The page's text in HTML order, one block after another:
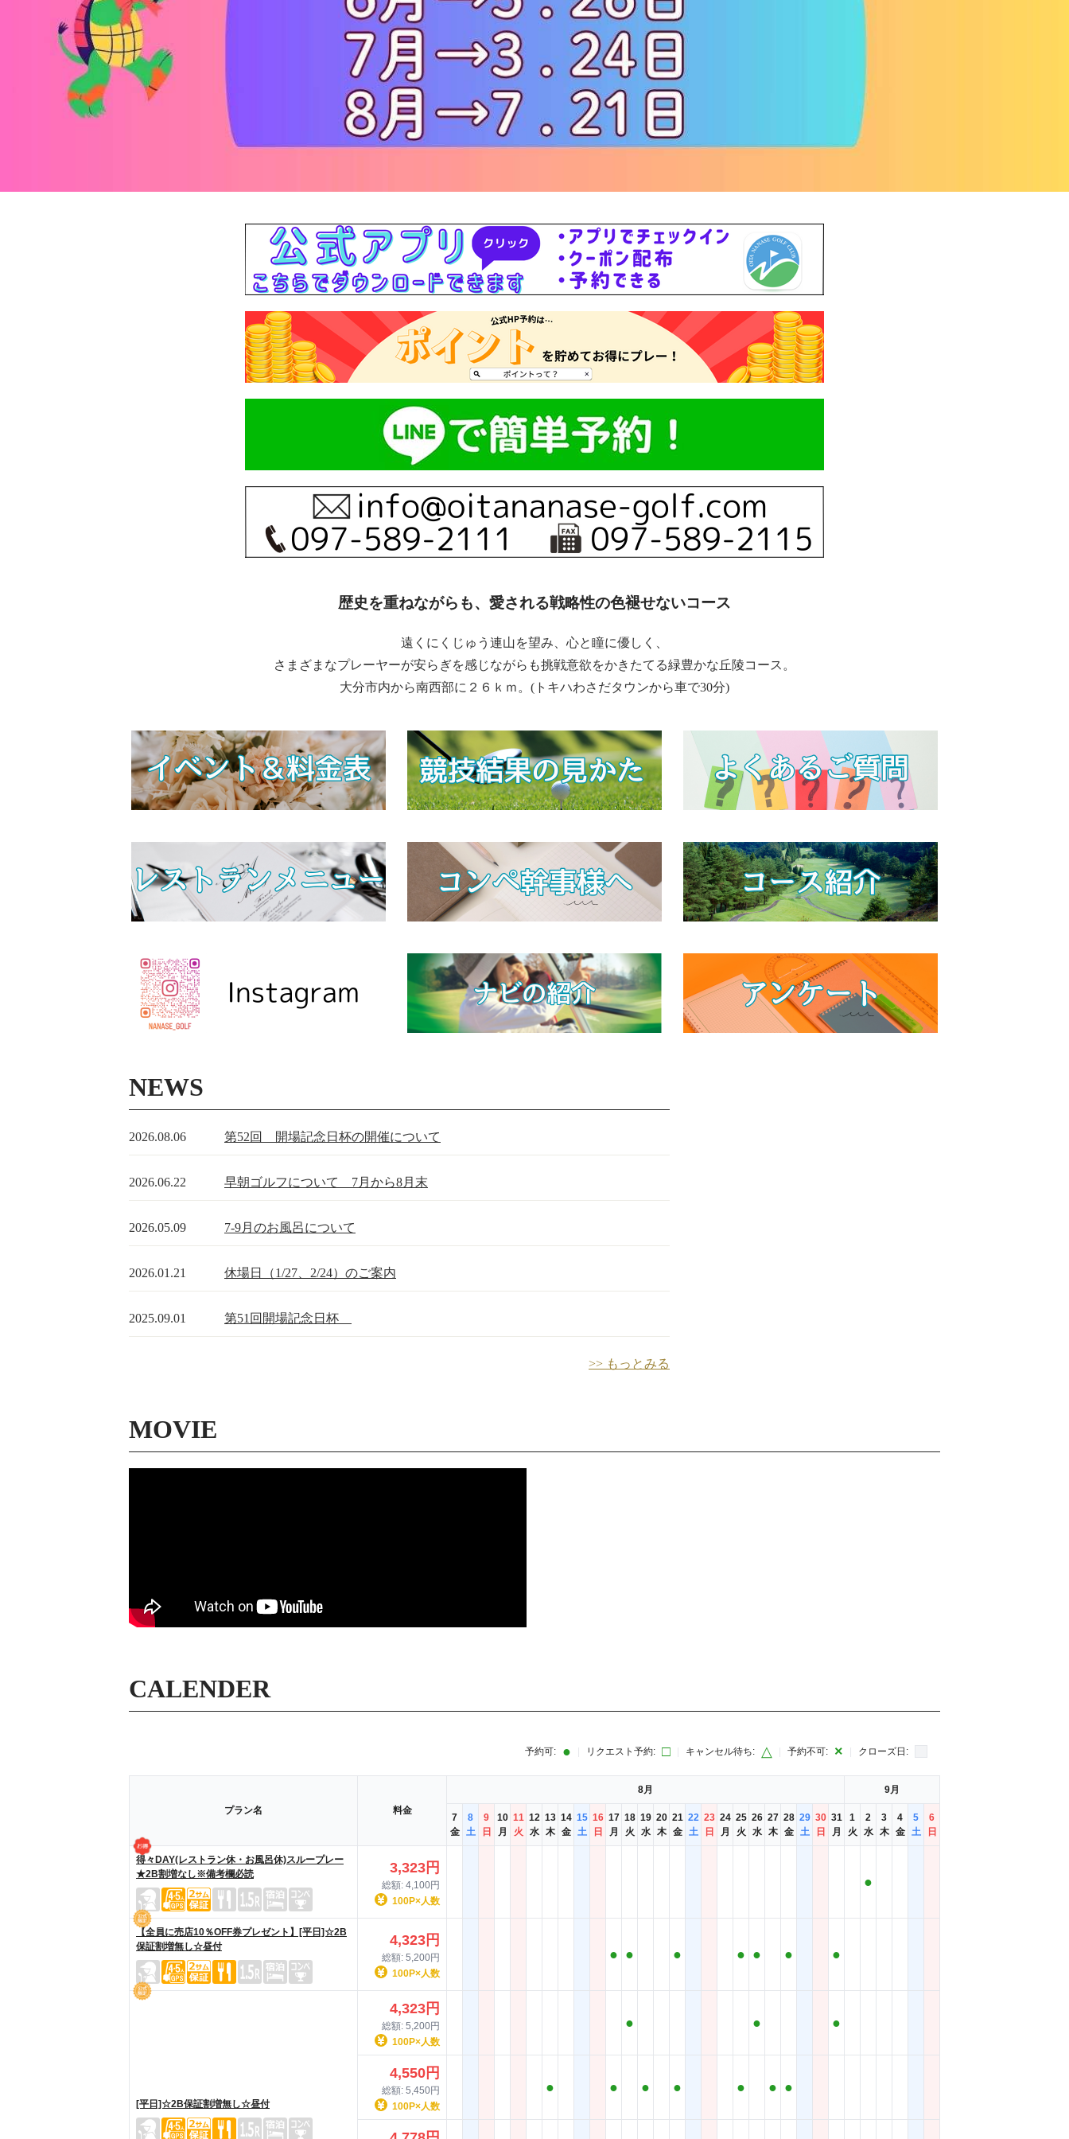
歴史を重ねながらも、愛される戦略性の色褪せないコース
遠くにくじゅう連山を望み、心と瞳に優しく、
さまざまなプレーヤーが安らぎを感じながらも挑戦意欲をかきたてる緑豊かな丘陵コース。
大分市内から南西部に２６ｋｍ。(トキハわさだタウンから車で30分)
NEWS
2026.08.06 第52回 開場記念日杯の開催について
2026.06.22 早朝ゴルフについて 7月から8月末
2026.05.09 7-9月のお風呂について
2026.01.21 休場日（1/27、2/24）のご案内
2025.09.01 第51回開場記念日杯
>> もっとみる
MOVIE
CALENDER